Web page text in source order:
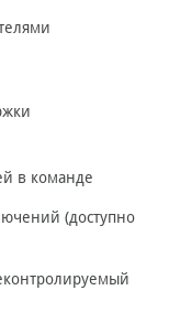
в команде
(доступно